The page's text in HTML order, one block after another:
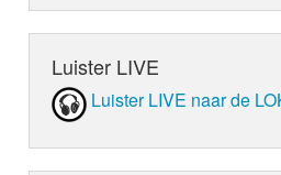
Luister LIVE
Luister LIVE naar de